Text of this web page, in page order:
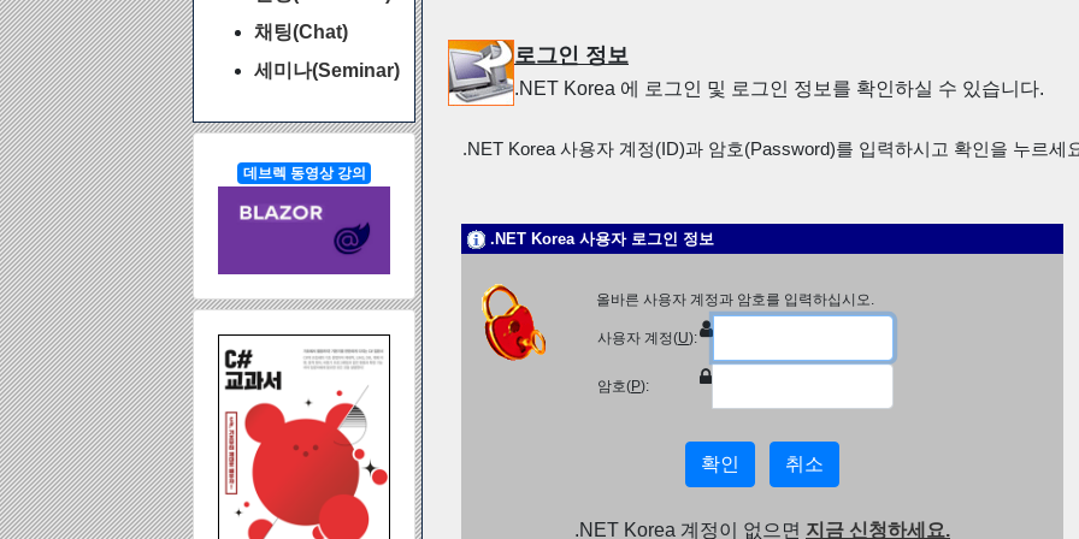
채팅(Chat)
세미나(Seminar)
데브렉 동영상 강의
로그인 정보
.NET Korea 에 로그인 및 로그인 정보를 확인하실 수 있습니다.
.NET Korea 사용자 계정(ID)과 암호(Password)를 입력하시고 확인을 누르세
.NET Korea 사용자 로그인 정보
올바른 사용자 계정과 암호를 입력하십시오.
사용자 계정(U):
암호(P):
.NET Korea 계정이 없으면 지금 신청하세요.